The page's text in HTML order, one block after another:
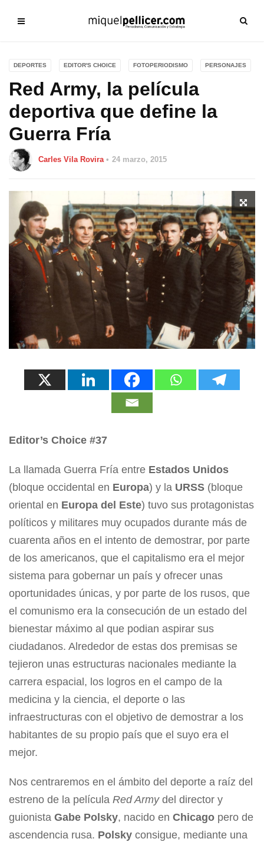
DEPORTES EDITOR'S CHOICE FOTOPERIODISMO PERSONAJES
Red Army, la película
deportiva que define la
Guerra Fría
Carles Vila Rovira 24 marzo, 2015
Editor’s Choice #37
La llamada Guerra Fría entre Estados Unidos
(bloque occidental en Europa) y la URSS (bloque
oriental en Europa del Este) tuvo sus protagonistas
políticos y militares muy ocupados durante más de
cuarenta años en el intento de demostrar, por parte
de los americanos, que el capitalismo era el mejor
sistema para gobernar un país y ofrecer unas
oportunidades únicas, y por parte de los rusos, que
el comunismo era la consecución de un estado del
bienestar máximo al que podian aspirar sus
ciudadanos. Alrededor de estas dos premisas se
tejieron unas estructuras nacionales mediante la
carrera espacial, los logros en el campo de la
medicina y la ciencia, el deporte o las
infraestructuras con el objetivo de demostrar a los
habitantes de su propio país que el suyo era el
mejor.
Nos centraremos en el ámbito del deporte a raíz del
estreno de la película Red Armydel director y
guionista Gabe Polsky, nacido en Chicago pero de
ascendencia rusa. Polsky consigue, mediante una